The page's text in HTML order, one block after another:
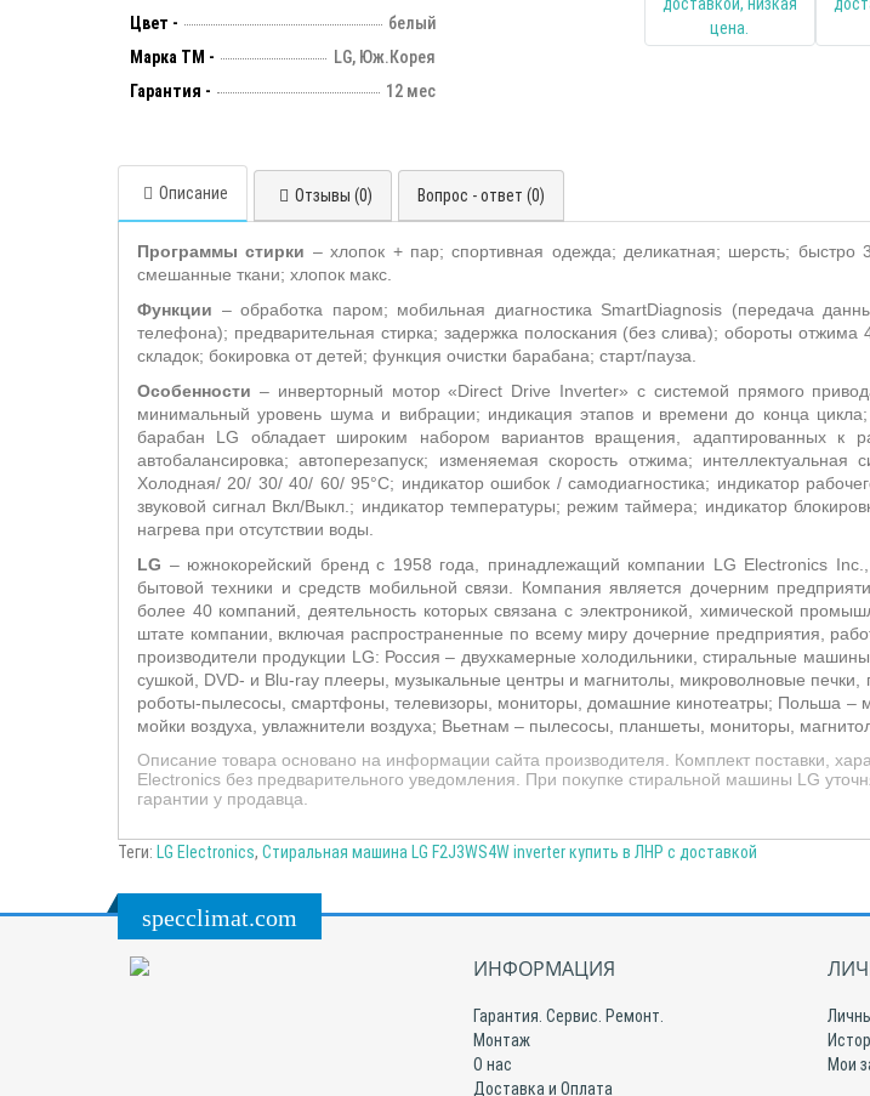
Цвет -
белый
Марка ТМ -
LG, Юж.Корея
Гарантия -
12 мес
Описание Отзывы (0) Вопрос - ответ (0)
Программы стирки – хлопок + пар; спортивная одежда; деликатная; шерсть;
смешанные ткани; хлопок макс.
Функции – обработка паром; мобильная диагностика SmartDiagnosis (передача
телефона); предварительная стирка; задержка полоскания (без слива); обороты
складок; бокировка от детей; функция очистки барабана; старт/пауза.
Особенности – инверторный мотор «Direct Drive Inverter» с системой прямого
минимальный уровень шума и вибрации; индикация этапов и времени до конца
барабан LG обладает широким набором вариантов вращения, адаптированных к
автобалансировка; автоперезапуск; изменяемая скорость отжима;
Холодная/ 20/ 30/ 40/ 60/ 95°С; индикатор ошибок / самодиагностика; индикатор
звуковой сигнал Вкл/Выкл.; индикатор температуры; режим таймера; индикатор
нагрева при отсутствии воды.
LG – южнокорейский бренд с 1958 года, принадлежащий компании LG Electronics
бытовой техники и средств мобильной связи. Компания является дочерним
более 40 компаний, деятельность которых связана с электроникой, химической
штате компании, включая распространенные по всему миру дочерние предприятия,
производители продукции LG: Россия – двухкамерные холодильники, стиральные
сушкой, DVD- и Blu-ray плееры, музыкальные центры и магнитолы, микроволновые
роботы-пылесосы, смартфоны, телевизоры, мониторы, домашние кинотеатры; Польша –
мойки воздуха, увлажнители воздуха; Вьетнам – пылесосы, планшеты, мониторы,
Описание товара основано на информации сайта производителя. Комплект поставки,
Electronics без предварительного уведомления. При покупке стиральной машины LG
гарантии у продавца.
Теги: LG Electronics, Стиральная машина LG F2J3WS4W inverter купить в ЛНР с доставкой
specclimat.com
ИНФОРМАЦИЯ
Гарантия. Сервис. Ремонт.
Монтаж
О нас
Доставка и Оплата
Мои